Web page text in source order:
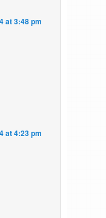
at 3:48 pm
at 4:23 pm